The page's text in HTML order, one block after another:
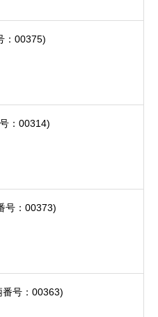
：00375)
：00314)
号：00373)
番号：00363)